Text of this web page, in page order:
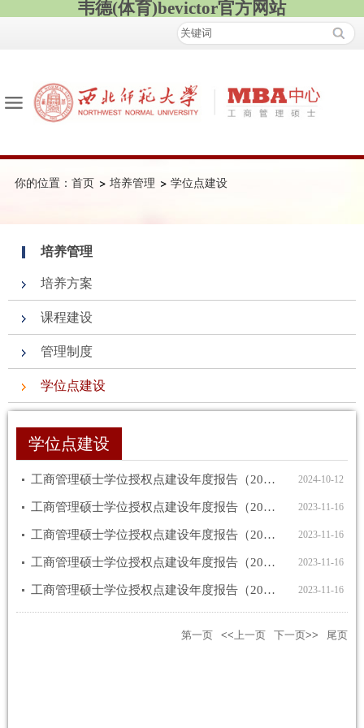
韦德(体育)bevictor官方网站
你的位置： 首页 培养管理 学位点建设
培养管理
培养方案
课程建设
管理制度
学位点建设
学位点建设
工商管理硕士学位授权点建设年度报告（2023年） 2024-10-12
工商管理硕士学位授权点建设年度报告（2022年） 2023-11-16
工商管理硕士学位授权点建设年度报告（2021年） 2023-11-16
工商管理硕士学位授权点建设年度报告（2020年） 2023-11-16
工商管理硕士学位授权点建设年度报告（2019年） 2023-11-16
第一页 <<上一页 下一页>> 尾页